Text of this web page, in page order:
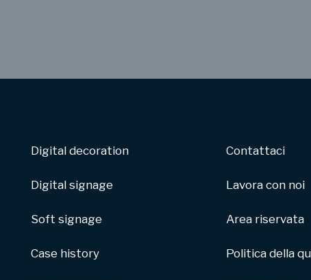
Digital decoration
Digital signage
Soft signage
Case history
Contattaci
Lavora con noi
Area riservata
Politica della